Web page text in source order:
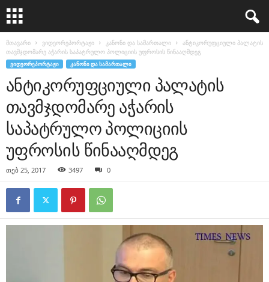
მთავარი ვიდეორეპორტაჟი კანონი და სამართალი
ანტიკორუფციული პალატის
თავმჯდომარე აჭარის საპატრულო პოლიციის უფროსის წინააღმდეგ
ᲕᲘᲓᲔᲝᲠᲔᲞᲝᲠᲢᲐᲟᲘ ᲙᲐᲜᲝᲜᲘ ᲓᲐ ᲡᲐᲛᲐᲠᲗᲐᲚᲘ
ანტიკორუფციული პალატის
თავმჯდომარე აჭარის
საპატრულო პოლიციის
უფროსის წინააღმდეგ
თებ 25, 2017 3497 0